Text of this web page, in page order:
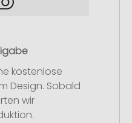
kostenlose
Design. Sobald
wir